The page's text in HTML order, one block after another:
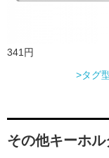
341円
>タグ
その他キーホ